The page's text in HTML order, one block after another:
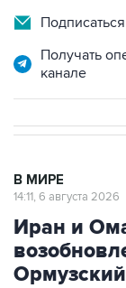
Получать
канале
В МИРЕ
14:11, 6 августа 2026
Иран и